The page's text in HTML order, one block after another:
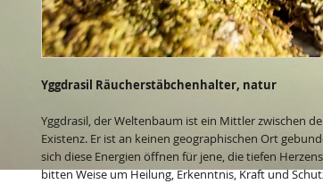
Yggdrasil Räucherstäbchenhalter, natur
Yggdrasil, der Weltenbaum ist ein Mittler zwischen
Existenz. Er ist an keinen geographischen Ort
sich diese Energien öffnen für jene, die tiefen
bitten Weise um Heilung, Erkenntnis, Kraft und